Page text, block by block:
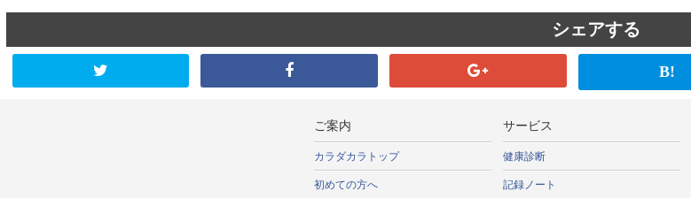
シェアする
B!
ご案内
カラダカラトップ
初めての方へ
サービス
健康診断
記録ノート